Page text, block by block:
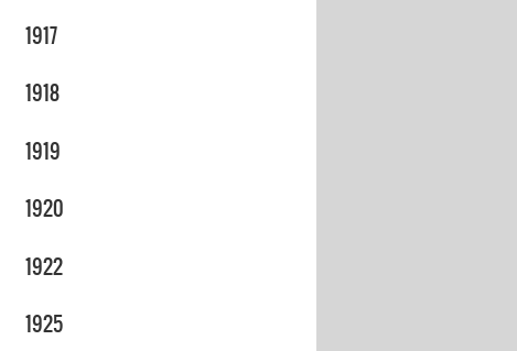
1917
1918
1919
1920
1922
1925